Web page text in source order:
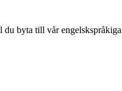
byta till vår